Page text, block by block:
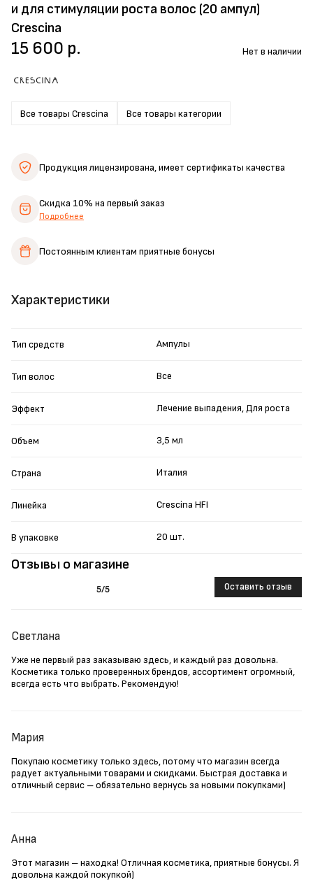
и для стимуляции роста волос (20 ампул)
Crescina
Все товары Crescina Все товары категории
15 600 р. Нет в наличии
Отзывы о магазине
5/5 Оставить отзыв
Светлана
Уже не первый раз заказываю здесь, и каждый раз довольна.
Косметика только проверенных брендов, ассортимент огромный,
всегда есть что выбрать. Рекомендую!
Мария
Покупаю косметику только здесь, потому что магазин всегда
радует актуальными товарами и скидками. Быстрая доставка и
отличный сервис – обязательно вернусь за новыми покупками)
Анна
Этот магазин – находка! Отличная косметика, приятные бонусы. Я
довольна каждой покупкой)
Характеристики
Тип средств Ампулы
Тип волос Все
Эффект Лечение выпадения, Для роста
Объем 3,5 мл
Страна Италия
Линейка Crescina HFI
В упаковке 20 шт.
Продукция лицензирована,имеет сертификаты качества
Скидка 10% на первый заказ
Подробнее
Постоянным клиентам приятные бонусы